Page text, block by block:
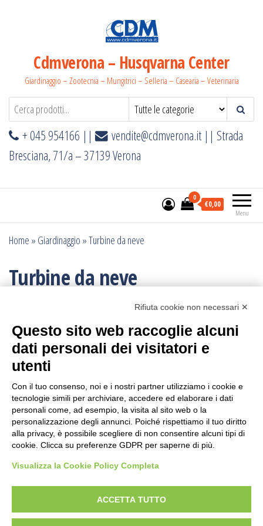
Cdmverona – Husqvarna Center
Giardinaggio – Zootecnia – Mungitrici – Selleria – Casearia – Veterinaria
+ 045 954166 || vendite@cdmverona.it || Strada
Bresciana, 71/a – 37139 Verona
Menu
0
€0,00
Home » Giardinaggio »Turbine da neve
Turbine da neve
alla tua selezione.
NB.
Per informazioni sul pagamento mandare una mail.
Ogni ordine, avrà un costo di trasporto variabile da
minimo € 10,00:poichè vengono effettuati con imballi e procedure
speciali.Per conoscere la tariffa corretta della spedizione,
conviene fare l’ordine e poi viene inviato il corretto
tariffario: l’ordine può essere annullato in ogni momento.
, anche in caso di rimborso.
Rifiuta cookie non necessari ✕
Questo sito web raccoglie alcuni
dati personali dei visitatori e
utenti
Con il tuo consenso, noi e i nostri partner utilizziamo i cookie e
tecnologie simili per archiviare, accedere ed elaborare i dati
personali come, ad esempio, la visita al sito web o la
personalizzazione degli annunci. Poiché rispettiamo il tuo diritto
alla privacy, è possibile scegliere di non consentire alcuni tipi di
cookie. Clicca su preferenze GDPR per saperne di più.
Visualizza la Cookie Policy Completa
ACCETTA TUTTO